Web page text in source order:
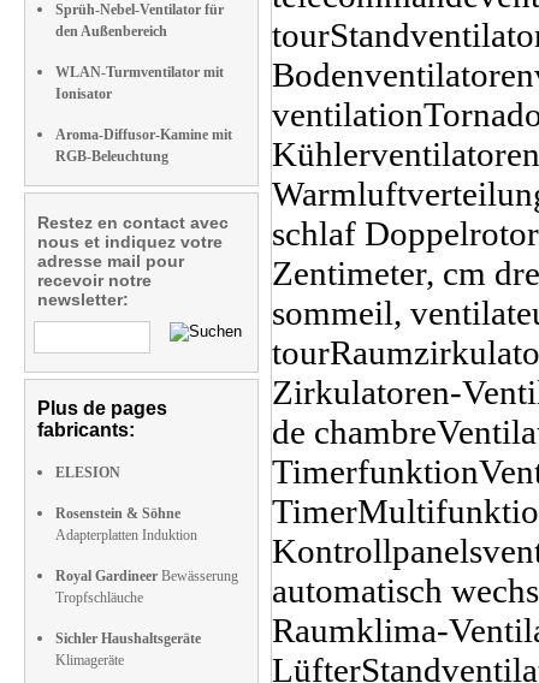
Sprüh-Nebel-Ventilator für
den Außenbereich
WLAN-Turmventilator mit
Ionisator
Aroma-Diffusor-Kamine mit
RGB-Beleuchtung
Restez en contact avec
nous et indiquez votre
adresse mail pour
recevoir notre
newsletter:
Plus de pages
fabricants:
ELESION
Rosenstein & Söhne
Adapterplatten Induktion
Royal Gardineer Bewässerung
Tropfschläuche
Sichler Haushaltsgeräte
Klimageräte